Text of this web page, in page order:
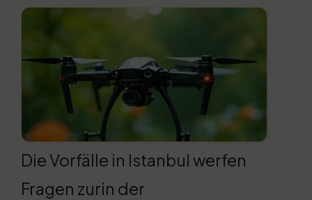
Die Vorfälle in Istanbul werfen
Fragen zurin der